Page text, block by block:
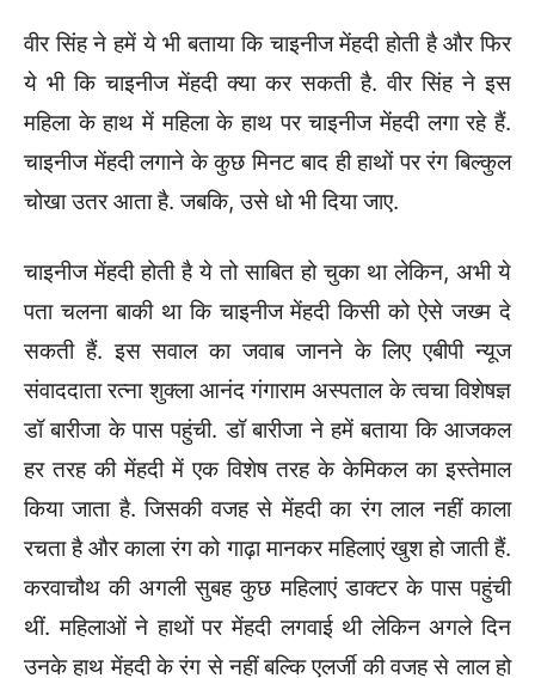
वीर सिंह ने हमें ये भी बताया कि चाइनीज मेंहदी होती है और फिर
ये भी कि चाइनीज मेंहदी क्या कर सकती है. वीर सिंह ने इस
महिला के हाथ में महिला के हाथ पर चाइनीज मेंहदी लगा रहे हैं.
चाइनीज मेंहदी लगाने के कुछ मिनट बाद ही हाथों पर रंग बिल्कुल
चोखा उतर आता है. जबकि, उसे धो भी दिया जाए.
चाइनीज मेंहदी होती है ये तो साबित हो चुका था लेकिन, अभी ये
पता चलना बाकी था कि चाइनीज मेंहदी किसी को ऐसे जख्म दे
सकती हैं. इस सवाल का जवाब जानने के लिए एबीपी न्यूज
संवाददाता रत्ना शुक्ला आनंद गंगाराम अस्पताल के त्वचा विशेषज्ञ
डॉ बारीजा के पास पहुंची. डॉ बारीजा ने हमें बताया कि आजकल
हर तरह की मेंहदी में एक विशेष तरह के केमिकल का इस्तेमाल
किया जाता है. जिसकी वजह से मेंहदी का रंग लाल नहीं काला
रचता है और काला रंग को गाढ़ा मानकर महिलाएं खुश हो जाती हैं.
करवाचौथ की अगली सुबह कुछ महिलाएं डाक्टर के पास पहुंची
थीं. महिलाओं ने हाथों पर मेंहदी लगवाई थी लेकिन अगले दिन
उनके हाथ मेंहदी के रंग से नहीं बल्कि एलर्जी की वजह से लाल हो